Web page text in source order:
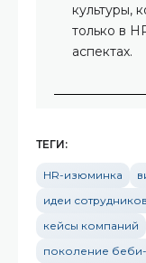
культуры,
только в
аспектах.
ТЕГИ:
HR-изюминка
идеи сотрудников
кейсы компаний
поколение